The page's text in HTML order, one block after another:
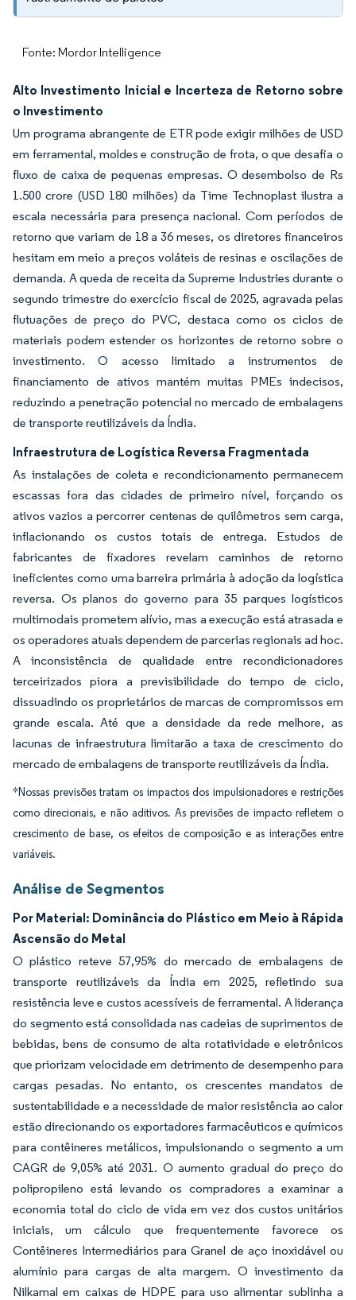
Fonte: Mordor Intelligence
Alto Investimento Inicial e Incerteza de Retorno sobre
o Investimento
Um programa abrangente de ETR pode exigir milhões de USD
em ferramental, moldes e construção de frota, o que desafia o
fluxo de caixa de pequenas empresas. O desembolso de Rs
1.500 crore (USD 180 milhões) da Time Technoplast ilustra a
escala necessária para presença nacional. Com períodos de
retorno que variam de 18 a 36 meses, os diretores financeiros
hesitam em meio a preços voláteis de resinas e oscilações de
demanda. A queda de receita da Supreme Industries durante o
segundo trimestre do exercício fiscal de 2025, agravada pelas
flutuações de preço do PVC, destaca como os ciclos de
materiais podem estender os horizontes de retorno sobre o
investimento. O acesso limitado a instrumentos de
financiamento de ativos mantém muitas PMEs indecisos,
reduzindo a penetração potencial no mercado de embalagens
de transporte reutilizáveis da Índia.
Infraestrutura de Logística Reversa Fragmentada
As instalações de coleta e recondicionamento permanecem
escassas fora das cidades de primeiro nível, forçando os
ativos vazios a percorrer centenas de quilômetros sem carga,
inflacionando os custos totais de entrega. Estudos de
fabricantes de fixadores revelam caminhos de retorno
ineficientes como uma barreira primária à adoção da logística
reversa. Os planos do governo para 35 parques logísticos
multimodais prometem alívio, mas a execução está atrasada e
os operadores atuais dependem de parcerias regionais ad hoc.
A inconsistência de qualidade entre recondicionadores
terceirizados piora a previsibilidade do tempo de ciclo,
dissuadindo os proprietários de marcas de compromissos em
grande escala. Até que a densidade da rede melhore, as
lacunas de infraestrutura limitarão a taxa de crescimento do
mercado de embalagens de transporte reutilizáveis da Índia.
*Nossas previsões tratam os impactos dos impulsionadores e restrições
como direcionais, e não aditivos. As previsões de impacto refletem o
crescimento de base, os efeitos de composição e as interações entre
variáveis.
Análise de Segmentos
Por Material: Dominância do Plástico em Meio à Rápida
Ascensão do Metal
O plástico reteve 57,95% do mercado de embalagens de
transporte reutilizáveis da Índia em 2025, refletindo sua
resistência leve e custos acessíveis de ferramental. A liderança
do segmento está consolidada nas cadeias de suprimentos de
bebidas, bens de consumo de alta rotatividade e eletrônicos
que priorizam velocidade em detrimento de desempenho para
cargas pesadas. No entanto, os crescentes mandatos de
sustentabilidade e a necessidade de maior resistência ao calor
estão direcionando os exportadores farmacêuticos e químicos
para contêineres metálicos, impulsionando o segmento a um
CAGR de 9,05% até 2031. O aumento gradual do preço do
polipropileno está levando os compradores a examinar a
economia total do ciclo de vida em vez dos custos unitários
iniciais, um cálculo que frequentemente favorece os
Contêineres Intermediários para Granel de aço inoxidável ou
alumínio para cargas de alta margem. O investimento da
Nilkamal em caixas de HDPE para uso alimentar sublinha a